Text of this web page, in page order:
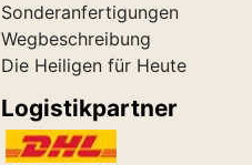
Sonderanfertigungen
Wegbeschreibung
Die Heiligen für Heute
Logistikpartner